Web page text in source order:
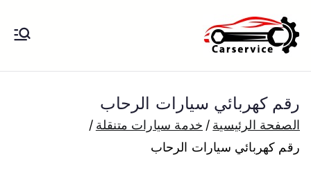
إلى
المحتوى
الكويت
بنشر متنقل الكويت كهرباء وبنشر تبديل
بارخص الاسعار
رقم كهربائي سيارات الرحاب
الصفحة الرئيسية
خدمة سيارات متنقلة
رقم كهربائي سيارات الرحاب